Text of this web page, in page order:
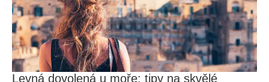
Levná dovolená u moře: tipy na skvělé